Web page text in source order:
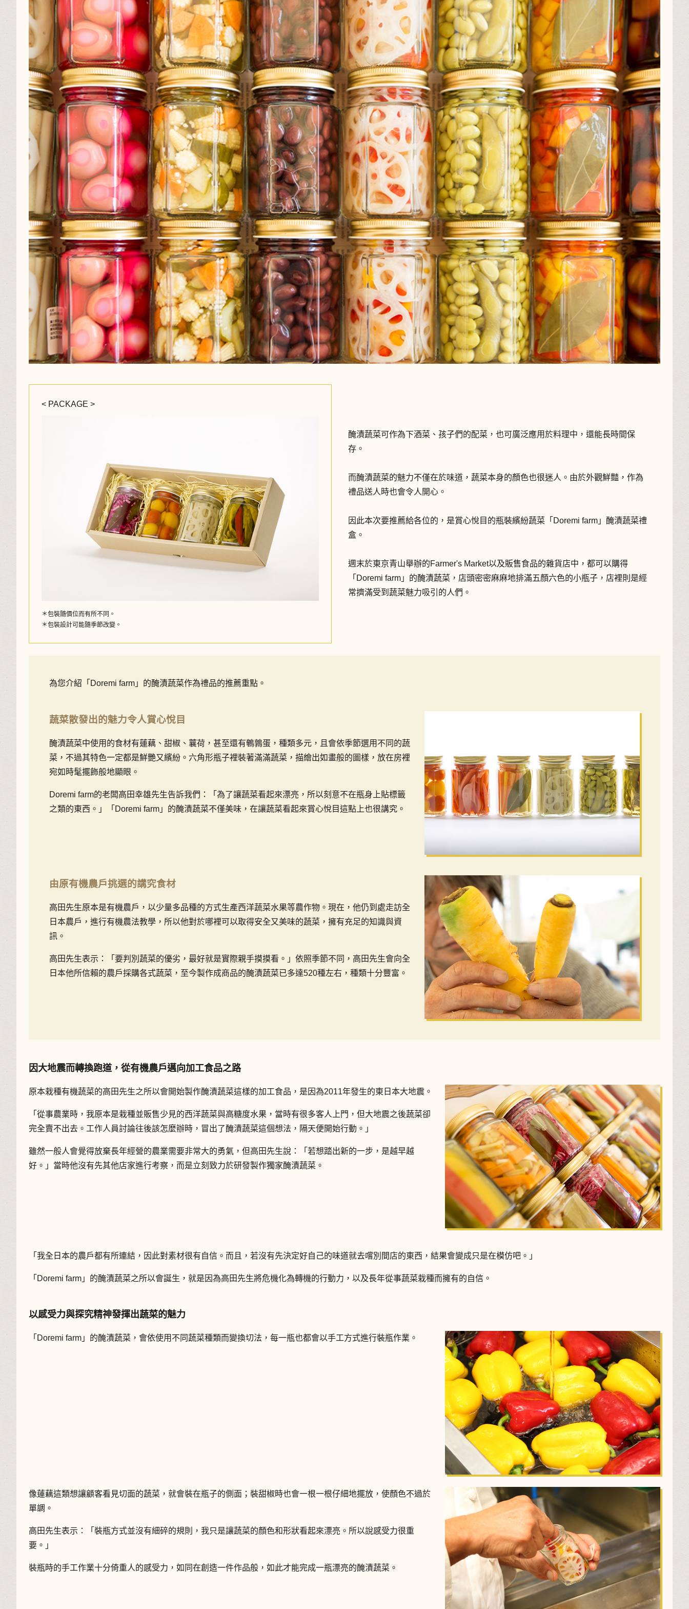
< PACKAGE >
＊包裝隨價位而有所不同。
＊包裝設計可能隨季節改變。
醃漬蔬菜可作為下酒菜、孩子們的配菜，也可廣泛應用於料理中，還能長時間保
存。
而醃漬蔬菜的魅力不僅在於味道，蔬菜本身的顏色也很迷人。由於外觀鮮豔，作為
禮品送人時也會令人開心。
因此本次要推薦給各位的，是賞心悅目的瓶裝繽紛蔬菜「Doremi farm」醃漬蔬菜禮
盒。
週末於東京青山舉辦的Farmer's Market以及販售食品的雜貨店中，都可以購得
「Doremi farm」的醃漬蔬菜，店頭密密麻麻地排滿五顏六色的小瓶子，店裡則是經
常擠滿受到蔬菜魅力吸引的人們。
為您介紹「Doremi farm」的醃漬蔬菜作為禮品的推薦重點。
蔬菜散發出的魅力令人賞心悅目
醃漬蔬菜中使用的食材有蓮藕、甜椒、蘘荷，甚至還有鵪鶉蛋，種類多元，且會依季節選用不同的蔬
菜，不過其特色一定都是鮮艷又繽紛。六角形瓶子裡裝著滿滿蔬菜，描繪出如畫般的圖樣，放在房裡
宛如時髦擺飾般地顯眼。
Doremi farm的老闆高田幸雄先生告訴我們：「為了讓蔬菜看起來漂亮，所以刻意不在瓶身上貼標籤
之類的東西。」「Doremi farm」的醃漬蔬菜不僅美味，在讓蔬菜看起來賞心悅目這點上也很講究。
由原有機農戶挑選的講究食材
高田先生原本是有機農戶，以少量多品種的方式生產西洋蔬菜水果等農作物。現在，他仍到處走訪全
日本農戶，進行有機農法教學，所以他對於哪裡可以取得安全又美味的蔬菜，擁有充足的知識與資
訊。
高田先生表示：「要判別蔬菜的優劣，最好就是實際親手摸摸看。」依照季節不同，高田先生會向全
日本他所信賴的農戶採購各式蔬菜，至今製作成商品的醃漬蔬菜已多達520種左右，種類十分豐富。
因大地震而轉換跑道，從有機農戶邁向加工食品之路
原本栽種有機蔬菜的高田先生之所以會開始製作醃漬蔬菜這樣的加工食品，是因為2011年發生的東日本大地震。
「從事農業時，我原本是栽種並販售少見的西洋蔬菜與高糖度水果，當時有很多客人上門，但大地震之後蔬菜卻
完全賣不出去。工作人員討論往後該怎麼辦時，冒出了醃漬蔬菜這個想法，隔天便開始行動。」
雖然一般人會覺得放棄長年經營的農業需要非常大的勇氣，但高田先生說：「若想踏出新的一步，是越早越
好。」當時他沒有先其他店家進行考察，而是立刻致力於研發製作獨家醃漬蔬菜。
「我全日本的農戶都有所連結，因此對素材很有自信。而且，若沒有先決定好自己的味道就去嚐別間店的東西，結果會變成只是在模仿吧。」
「Doremi farm」的醃漬蔬菜之所以會誕生，就是因為高田先生將危機化為轉機的行動力，以及長年從事蔬菜栽種而擁有的自信。
以感受力與探究精神發揮出蔬菜的魅力
「Doremi farm」的醃漬蔬菜，會依使用不同蔬菜種類而變換切法，每一瓶也都會以手工方式進行裝瓶作業。
像蓮藕這類想讓顧客看見切面的蔬菜，就會裝在瓶子的側面；裝甜椒時也會一根一根仔細地擺放，使顏色不過於
單調。
高田先生表示：「裝瓶方式並沒有細碎的規則，我只是讓蔬菜的顏色和形狀看起來漂亮。所以說感受力很重
要。」
裝瓶時的手工作業十分倚重人的感受力，如同在創造一件作品般，如此才能完成一瓶漂亮的醃漬蔬菜。